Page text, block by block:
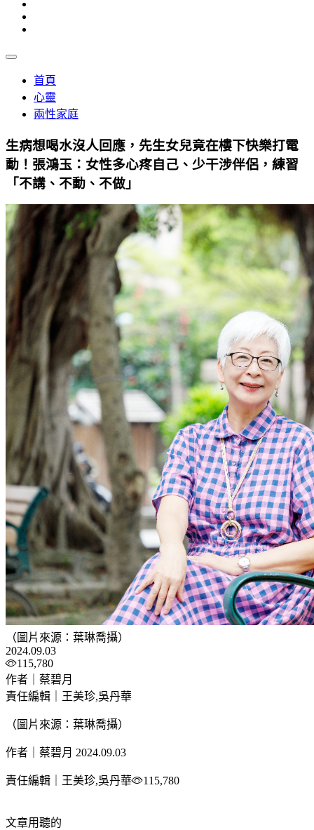
首頁
心靈
兩性家庭
生病想喝水沒人回應，先生女兒竟在樓下快樂打電
動！張鴻玉：女性多心疼自己、少干涉伴侶，練習
「不講、不動、不做」
（圖片來源：葉琳喬攝）
2024.09.03
115,780
作者｜蔡碧月
責任編輯｜王美珍,吳丹華
（圖片來源：葉琳喬攝）
作者｜蔡碧月 2024.09.03
責任編輯｜王美珍,吳丹華 115,780
文章用聽的